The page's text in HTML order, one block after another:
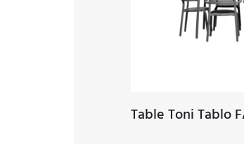
Table Toni Tablo